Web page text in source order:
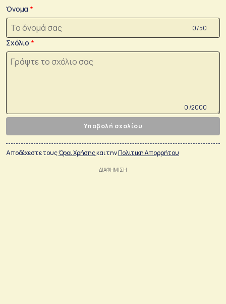
Όνομα
0 /50
Σχόλιο
0 /2000
Υποβολή σχολίου
Αποδέχεστε τουςΌροι Χρήσηςκαι τηνΠολιτικη Απορρήτου